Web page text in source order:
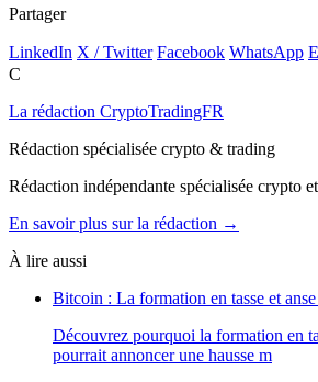
Partager
LinkedIn X / Twitter Facebook WhatsApp
C
La rédaction CryptoTradingFR
Rédaction spécialisée crypto & trading
Rédaction indépendante spécialisée crypto
En savoir plus sur la rédaction →
À lire aussi
Bitcoin : La formation en tasse et
Découvrez pourquoi la formation en
pourrait annoncer une hausse m